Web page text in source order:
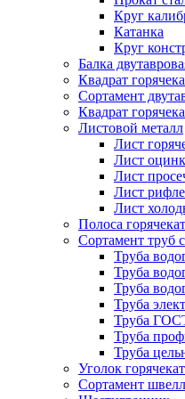
Круг
Катанка
Круг
Балка
Квадрат
Сортамент
Квадрат
Листовой металл
Лист
Лист
Лист
Лист
Лист
Полоса
Сортамент труб
Труба
Труба
Труба
Труба
Труба
Труба
Труба
Уголок
Сортамент